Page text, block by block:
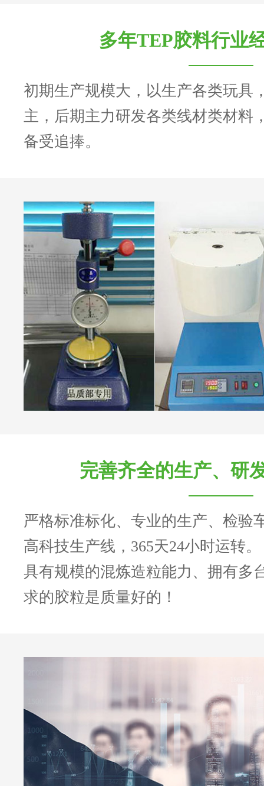
多年TEP胶料行业
初期生产规模大，以生产各类玩具
主，后期主力研发各类线材类材料
备受追捧。
完善齐全的生产、研
严格标准标化、专业的生产、检验
高科技生产线，365天24小时运转。
具有规模的混炼造粒能力、拥有多
求的胶粒是质量好的！